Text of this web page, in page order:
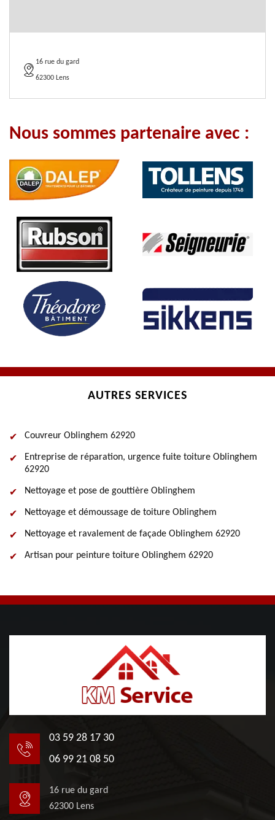
16 rue du gard
62300 Lens
Nous sommes partenaire avec :
AUTRES SERVICES
Couvreur Oblinghem 62920
Entreprise de réparation, urgence fuite toiture Oblinghem
62920
Nettoyage et pose de gouttière Oblinghem
Nettoyage et démoussage de toiture Oblinghem
Nettoyage et ravalement de façade Oblinghem 62920
Artisan pour peinture toiture Oblinghem 62920
03 59 28 17 30
06 99 21 08 50
16 rue du gard
62300 Lens